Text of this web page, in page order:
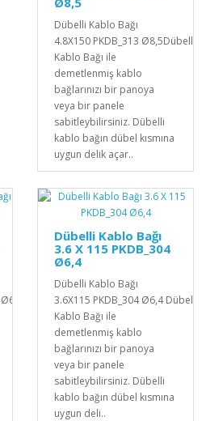
Dübelli Kablo Bağı
4.8X150 PKDB_313 Ø8,5Dübelli
Kablo Bağı ile
demetlenmiş kablo
bağlarınızı bir panoya
veya bir panele
sabitleybilirsiniz. Dübelli
kablo bağın dübel kısmına
uygun delik açar..
Ø6,4Dübelli
Dübelli Kablo Bağı
3.6 X 115 PKDB_304
Ø6,4
Dübelli Kablo Bağı
3.6X115 PKDB_304 Ø6,4 Dübelli
Kablo Bağı ile
demetlenmiş kablo
bağlarınızı bir panoya
veya bir panele
sabitleybilirsiniz. Dübelli
kablo bağın dübel kısmına
uygun deli..